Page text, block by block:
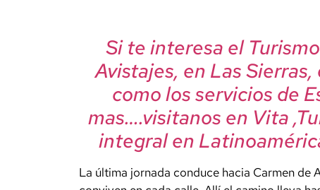
Si te interesa el
Avistajes, en Las
como los servicios de
mas….visitanos en Vita
integral en
La última jornada conduce hacia Carmen de